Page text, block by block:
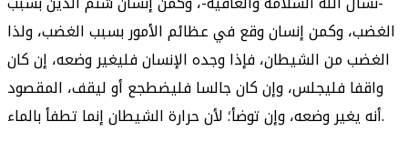
الغضب، وكمن إنسان وقع في عظائم الأمور بسبب الغضب، ولذا
الغضب من الشيطان، فإذا وجده الإنسان فليغير وضعه، إن كان
واقفا فليجلس، وإن كان جالسا فليضطجع أو ليقف، المقصود
أنه يغير وضعه، وإن توضأ؛ لأن حرارة الشيطان إنما تطفأ بالماء.